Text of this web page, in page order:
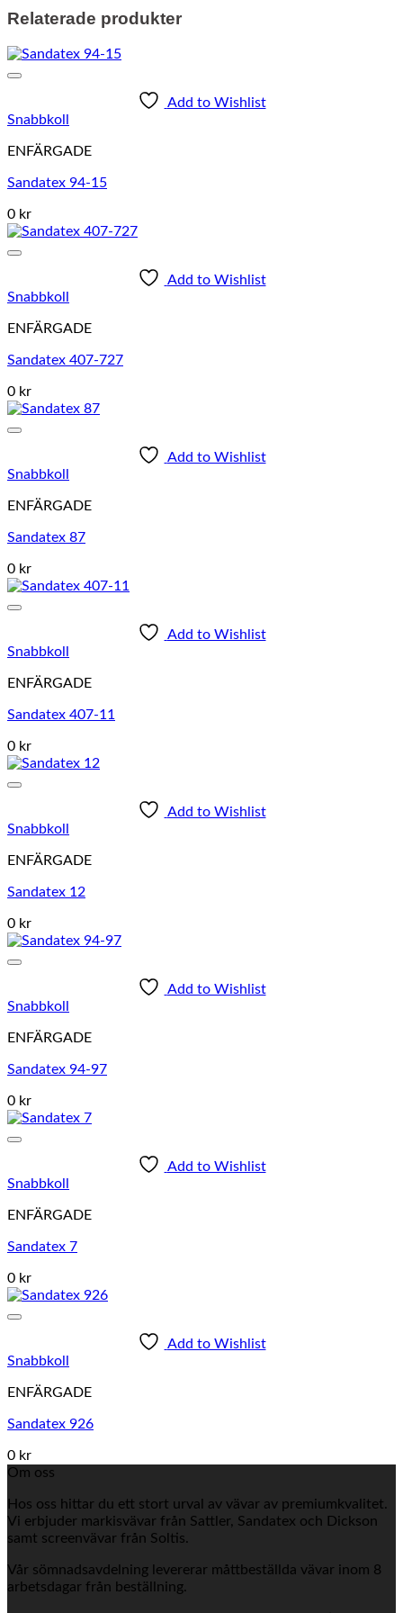
Relaterade produkter
Add to Wishlist
Snabbkoll
ENFÄRGADE
Sandatex 94-15
0 kr
Add to Wishlist
Snabbkoll
ENFÄRGADE
Sandatex 407-727
0 kr
Add to Wishlist
Snabbkoll
ENFÄRGADE
Sandatex 87
0 kr
Add to Wishlist
Snabbkoll
ENFÄRGADE
Sandatex 407-11
0 kr
Add to Wishlist
Snabbkoll
ENFÄRGADE
Sandatex 12
0 kr
Add to Wishlist
Snabbkoll
ENFÄRGADE
Sandatex 94-97
0 kr
Add to Wishlist
Snabbkoll
ENFÄRGADE
Sandatex 7
0 kr
Add to Wishlist
Snabbkoll
ENFÄRGADE
Sandatex 926
0 kr
Om oss
Hos oss hittar du ett stort urval av vävar av premiumkvalitet.
Vi erbjuder markisvävar från Sattler, Sandatex och Dickson
samt screenvävar från Soltis.
Vår sömnadsavdelning levererar måttbeställda vävar inom 8
arbetsdagar från beställning.